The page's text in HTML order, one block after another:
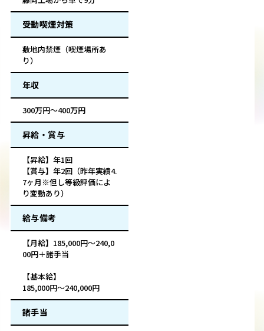
受動喫煙対策
敷地内禁煙（喫煙場所あ
り）
年収
300万円～400万円
昇給・賞与
【昇給】年1回
【賞与】年2回（昨年実績4.
7ヶ月※但し等級評価によ
り変動あり）
給与備考
【月給】185,000円～240,0
00円＋諸手当
【基本給】
185,000円～240,000円
諸手当